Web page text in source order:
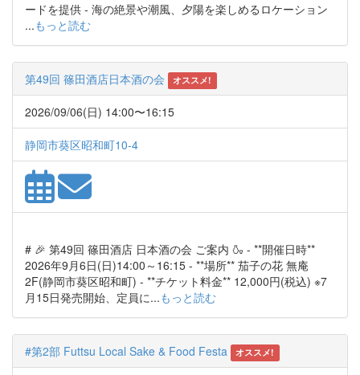
ードを提供 - 海の絶景や潮風、夕陽を楽しめるロケーション
...もっと読む
第49回 篠田酒店日本酒の会 オススメ!
2026/09/06(日) 14:00〜16:15
静岡市葵区昭和町10-4
# 🎉 第49回 篠田酒店 日本酒の会 ご案内 🍶 - **開催日時**
2026年9月6日(日)14:00～16:15 - **場所** 茄子の花 無庵
2F(静岡市葵区昭和町) - **チケット料金** 12,000円(税込) ※7
月15日発売開始、定員に...もっと読む
#第2部 Futtsu Local Sake & Food Festa オススメ!